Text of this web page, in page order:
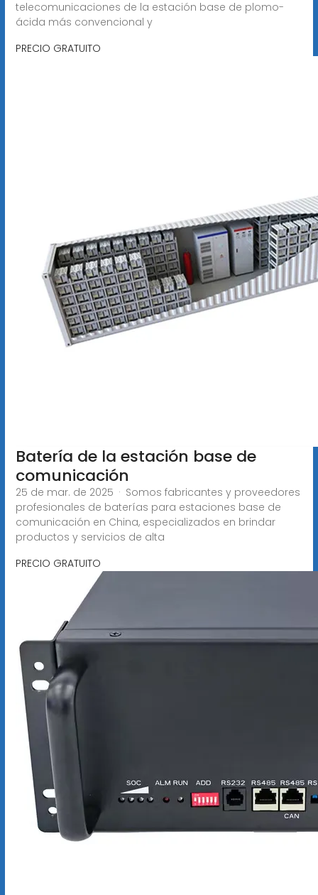
telecomunicaciones de la estación base de plomo-
ácida más convencional y
PRECIO GRATUITO
Batería de la estación base de
comunicación
25 de mar. de 2025 · Somos fabricantes y proveedores
profesionales de baterías para estaciones base de
comunicación en China, especializados en brindar
productos y servicios de alta
PRECIO GRATUITO